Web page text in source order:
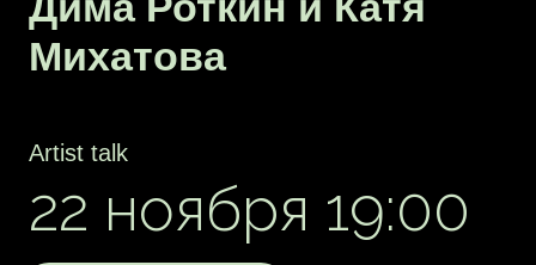
• Илья Symphocat — композитор,
отдела культурных программ на Новой
сцене Александринского театра.
Работает под псевдонимом SymphoCat.
Развивает программу «Новой